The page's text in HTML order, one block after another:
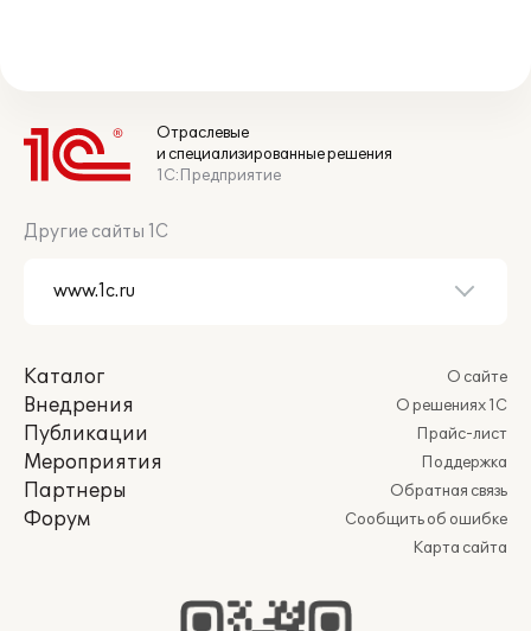
Отраслевые
и специализированные решения
1С:Предприятие
Другие сайты 1С
Каталог
Внедрения
Публикации
Мероприятия
Партнеры
Форум
О сайте
О решениях 1С
Прайс-лист
Поддержка
Обратная связь
Сообщить об ошибке
Карта сайта